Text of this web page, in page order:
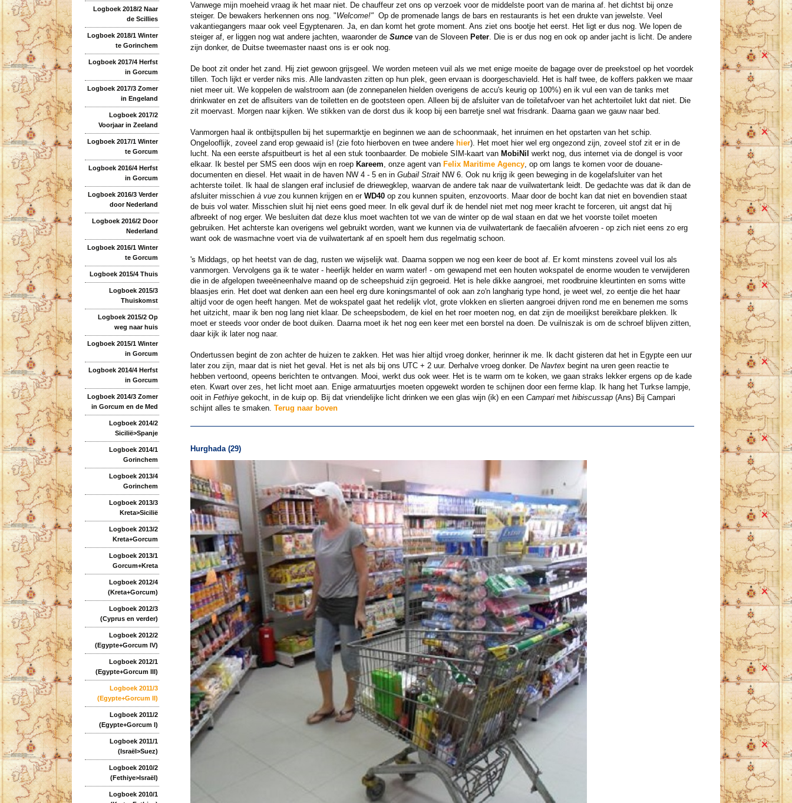
Logboek 2018/2 Naar
de Scillies
Logboek 2018/1 Winter
te Gorinchem
Logboek 2017/4 Herfst
in Gorcum
Logboek 2017/3 Zomer
in Engeland
Logboek 2017/2
Voorjaar in Zeeland
Logboek 2017/1 Winter
te Gorcum
Logboek 2016/4 Herfst
in Gorcum
Logboek 2016/3 Verder
door Nederland
Logboek 2016/2 Door
Nederland
Logboek 2016/1 Winter
te Gorcum
Logboek 2015/4 Thuis
Logboek 2015/3
Thuiskomst
Logboek 2015/2 Op
weg naar huis
Logboek 2015/1 Winter
in Gorcum
Logboek 2014/4 Herfst
in Gorcum
Logboek 2014/3 Zomer
in Gorcum en de Med
Logboek 2014/2
Sicilië>Spanje
Logboek 2014/1
Gorinchem
Logboek 2013/4
Gorinchem
Logboek 2013/3
Kreta>Sicilië
Logboek 2013/2
Kreta+Gorcum
Logboek 2013/1
Gorcum+Kreta
Logboek 2012/4
(Kreta+Gorcum)
Logboek 2012/3
(Cyprus en verder)
Logboek 2012/2
(Egypte+Gorcum IV)
Logboek 2012/1
(Egypte+Gorcum III)
Logboek 2011/3
(Egypte+Gorcum II)
Logboek 2011/2
(Egypte+Gorcum I)
Logboek 2011/1
(Israël>Suez)
Logboek 2010/2
(Fethiye>Israël)
Logboek 2010/1
Vanwege mijn moeheid vraag ik het maar niet. De chauffeur zet ons op verzoek voor de middelste poort van de marina af. het dichtst bij onze
steiger. De bewakers herkennen ons nog. "Welcome!"Op de promenade langs de bars en restaurants is het een drukte van jewelste. Veel
vakantiegangers maar ook veel Egyptenaren. Ja, en dan komt het grote moment. Ans ziet ons bootje het eerst. Het ligt er dus nog. We lopen de
steiger af, er liggen nog wat andere jachten, waaronder de Suncevan de Sloveen Peter. Die is er dus nog en ook op ander jacht is licht. De andere
zijn donker, de Duitse tweemaster naast ons is er ook nog.
De boot zit onder het zand. Hij ziet gewoon grijsgeel. We worden meteen vuil als we met enige moeite de bagage over de preekstoel op het voordek
tillen. Toch lijkt er verder niks mis. Alle landvasten zitten op hun plek, geen ervaan is doorgeschavield. Het is half twee, de koffers pakken we maar
niet meer uit. We koppelen de walstroom aan (de zonnepanelen hielden overigens de accu's keurig op 100%) en ik vul een van de tanks met
drinkwater en zet de aflsuiters van de toiletten en de gootsteen open. Alleen bij de afsluiter van de toiletafvoer van het achtertoilet lukt dat niet. Die
zit moervast. Morgen naar kijken. We stikken van de dorst dus ik koop bij een barretje snel wat frisdrank. Daarna gaan we gauw naar bed.
Vanmorgen haal ik ontbijtspullen bij het supermarktje en beginnen we aan de schoonmaak, het inruimen en het opstarten van het schip.
Ongelooflijk, zoveel zand erop gewaaid is! (zie foto hierboven en twee andere hier). Het moet hier wel erg ongezond zijn, zoveel stof zit er in de
lucht. Na een eerste afspuitbeurt is het al een stuk toonbaarder. De mobiele SIM-kaart van MobiNil werkt nog, dus internet via de dongel is voor
elkaar. Ik bestel per SMS een doos wijn en roep Kareem, onze agent van Felix Maritime Agency, op om langs te komen voor de douane-
documenten en diesel. Het waait in de haven NW 4 - 5 en in Gubail StraitNW 6. Ook nu krijg ik geen beweging in de kogelafsluiter van het
achterste toilet. Ik haal de slangen eraf inclusief de driewegklep, waarvan de andere tak naar de vuilwatertank leidt. De gedachte was dat ik dan de
afsluiter misschien à vuezou kunnen krijgen en er WD40op zou kunnen spuiten, enzovoorts. Maar door de bocht kan dat niet en bovendien staat
de buis vol water. Misschien sluit hij niet eens goed meer. In elk geval durf ik de hendel niet met nog meer kracht te forceren, uit angst dat hij
afbreekt of nog erger. We besluiten dat deze klus moet wachten tot we van de winter op de wal staan en dat we het voorste toilet moeten
gebruiken. Het achterste kan overigens wel gebruikt worden, want we kunnen via de vuilwatertank de faecaliën afvoeren - op zich niet eens zo erg
want ook de wasmachne voert via de vuilwatertank af en spoelt hem dus regelmatig schoon.
's Middags, op het heetst van de dag, rusten we wijselijk wat. Daarna soppen we nog een keer de boot af. Er komt minstens zoveel vuil los als
vanmorgen. Vervolgens ga ik te water - heerlijk helder en warm water! - om gewapend met een houten wokspatel de enorme wouden te verwijderen
die in de afgelopen tweeëneenhalve maand op de scheepshuid zijn gegroeid. Het is hele dikke aangroei, met roodbruine kleurtinten en soms witte
blaasjes erin. Het doet wat denken aan een heel erg dure koningsmantel of ook aan zo'n langharig type hond, je weet wel, zo eentje die het haar
altijd voor de ogen heeft hangen. Met de wokspatel gaat het redelijk vlot, grote vlokken en slierten aangroei drijven rond me en benemen me soms
het uitzicht, maar ik ben nog lang niet klaar. De scheepsbodem, de kiel en het roer moeten nog, en dat zijn de moeilijkst bereikbare plekken. Ik
moet er steeds voor onder de boot duiken. Daarna moet ik het nog een keer met een borstel na doen. De vuilniszak is om de schroef blijven zitten,
daar kijk ik later nog naar.
Ondertussen begint de zon achter de huizen te zakken. Het was hier altijd vroeg donker, herinner ik me. Ik dacht gisteren dat het in Egypte een uur
later zou zijn, maar dat is niet het geval. Het is net als bij ons UTC + 2 uur. Derhalve vroeg donker. De Navtexbegint na uren geen reactie te
hebben vertoond, opeens berichten te ontvangen. Mooi, werkt dus ook weer. Het is te warm om te koken, we gaan straks lekker ergens op de kade
eten. Kwart over zes, het licht moet aan. Enige armatuurtjes moeten opgewekt worden te schijnen door een ferme klap. Ik hang het Turkse lampje,
ooit in Fethiyegekocht, in de kuip op. Bij dat vriendelijke licht drinken we een glas wijn (ik) en eenCamparimet hibiscussap(Ans) Bij Campari
schijnt alles te smaken. Terug naar boven
Hurghada (29)